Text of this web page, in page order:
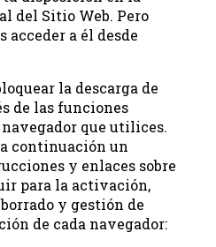
del Sitio Web. Pero
acceder a él desde
la descarga de
de las funciones
que utilices.
continuación un
y enlaces sobre
para la activación,
y gestión de
de cada navegador: